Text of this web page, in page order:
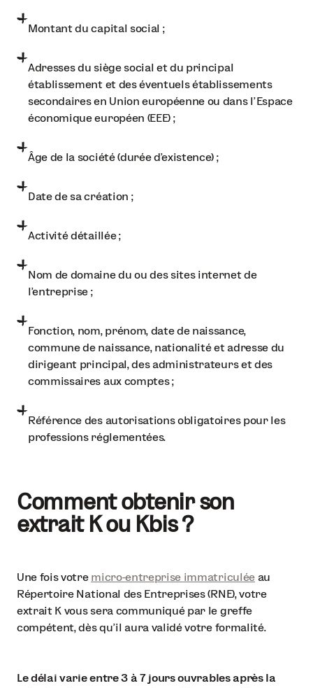
Montant du capital social ;
Adresses du siège social et du principal
établissement et des éventuels établissements
secondaires en Union européenne ou dans l'Espace
économique européen (EEE) ;
Âge de la société (durée d'existence) ;
Date de sa création ;
Activité détaillée ;
Nom de domaine du ou des sites internet de
l'entreprise ;
Fonction, nom, prénom, date de naissance,
commune de naissance, nationalité et adresse du
dirigeant principal, des administrateurs et des
commissaires aux comptes ;
Référence des autorisations obligatoires pour les
professions réglementées.
Comment obtenir son
extrait K ou Kbis ?
Une fois votre micro-entreprise immatriculéeau
Répertoire National des Entreprises (RNE), votre
extrait K vous sera communiqué par le greffe
compétent, dès qu’il aura validé votre formalité.
Le délai varie entre 3 à 7 jours ouvrables après la